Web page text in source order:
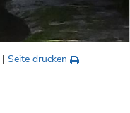
| Seite drucken